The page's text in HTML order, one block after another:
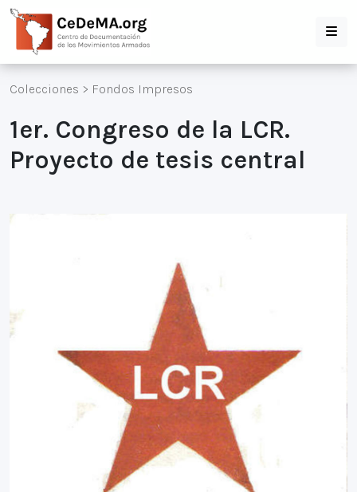
Colecciones > Fondos Impresos
1er. Congreso de la LCR.
Proyecto de tesis central